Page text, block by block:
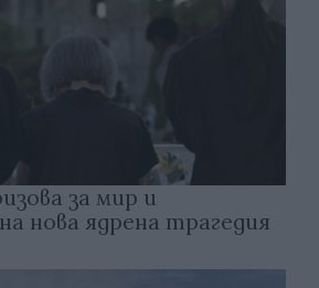
за мир и
нова ядрена трагедия